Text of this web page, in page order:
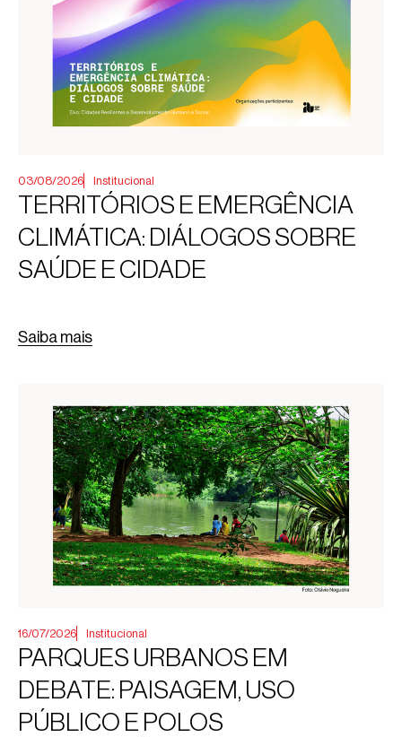
03/08/2026 Institucional
TERRITÓRIOS E EMERGÊNCIA
CLIMÁTICA: DIÁLOGOS SOBRE
SAÚDE E CIDADE
Saiba mais
16/07/2026 Institucional
PARQUES URBANOS EM
DEBATE: PAISAGEM, USO
PÚBLICO E POLOS